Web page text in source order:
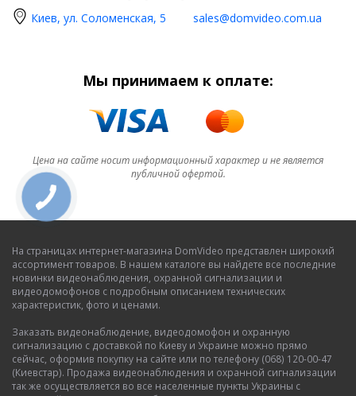
Киев, ул. Соломенская, 5 sales@domvideo.com.ua
Мы принимаем к оплате:
Цена на сайте носит информационный характер и не является
публичной офертой.
На страницах интернет-магазина DomVideo представлен широкий
ассортимент товаров. В нашем каталоге вы найдете все последние
новинки видеонаблюдения, охранной сигнализации и
видеодомофонов с подробным описанием технических
характеристик, фото и ценами.
Заказать видеонаблюдение, видеодомофон и охранную
сигнализацию с доставкой по Киеву и Украине можно прямо
сейчас, оформив покупку на сайте или по телефону (068) 120-00-47
(Киевстар). Продажа видеонаблюдения и охранной сигнализации
так же осуществляется во все населенные пункты Украины с